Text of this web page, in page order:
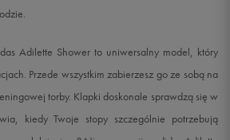
Adilette Shower to uniwersalny model, który
Przede wszystkim zabierzesz go ze sobą na
torby. Klapki doskonale sprawdzą się w
kiedy Twoje stopy szczególnie potrzebują